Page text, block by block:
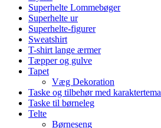
Superhelte Lommebøger
Superhelte ur
Superhelte-figurer
Sweatshirt
T-shirt lange ærmer
Tæpper og gulve
Tapet
Væg Dekoration
Taske og tilbehør med karaktertema
Taske til børneleg
Telte
Børneseng